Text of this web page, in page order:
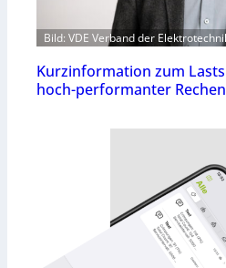
Bild: VDE Verband der
Kurzinformation zum
hoch-performanter